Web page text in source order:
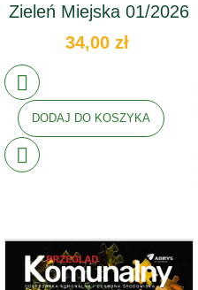
Zieleń Miejska 01/2026
34,00 zł
DODAJ DO KOSZYKA